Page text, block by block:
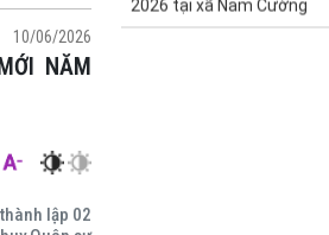
10/06/2026
lập 02